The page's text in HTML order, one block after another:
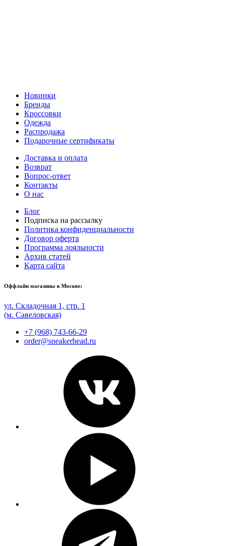
Новинки
Бренды
Кроссовки
Одежда
Распродажа
Подарочные сертификаты
Доставка и оплата
Возврат
Вопрос-ответ
Контакты
О нас
Блог
Подписка на рассылку
Политика конфиденциальности
Договор оферта
Программа лояльности
Архив статей
Карта сайта
Оффлайн магазины в Москве:
ул. Складочная 1, стр. 1
(м. Савеловская)
+7 (968) 743-66-29
order@sneakerhead.ru